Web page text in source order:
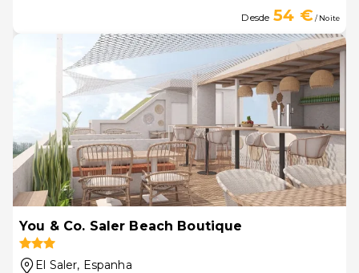
Desde 54 €/ Noite
You & Co. Saler Beach Boutique
El Saler, Espanha